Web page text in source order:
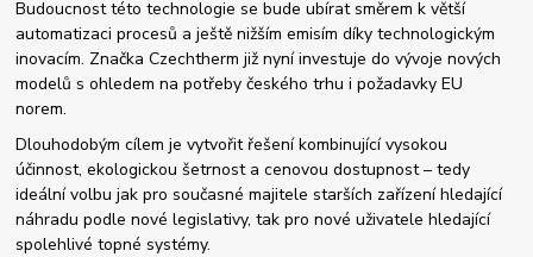
Budoucnost této technologie se bude ubírat směrem k větší
automatizaci procesů a ještě nižším emisím díky technologickým
inovacím. Značka Czechtherm již nyní investuje do vývoje nových
modelů s ohledem na potřeby českého trhu i požadavky EU
norem.
Dlouhodobým cílem je vytvořit řešení kombinující vysokou
účinnost, ekologickou šetrnost a cenovou dostupnost – tedy
ideální volbu jak pro současné majitele starších zařízení hledající
náhradu podle nové legislativy, tak pro nové uživatele hledající
spolehlivé topné systémy.